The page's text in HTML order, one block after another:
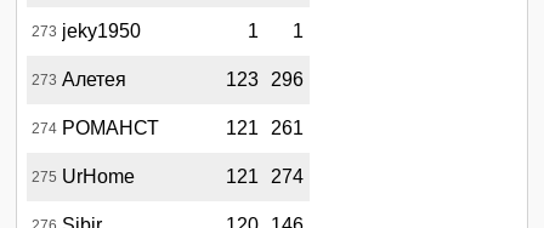
273 jeky1950 1 1
273 Алетея 123 296
274 РОМАНСТ 121 261
275 UrHome 121 274